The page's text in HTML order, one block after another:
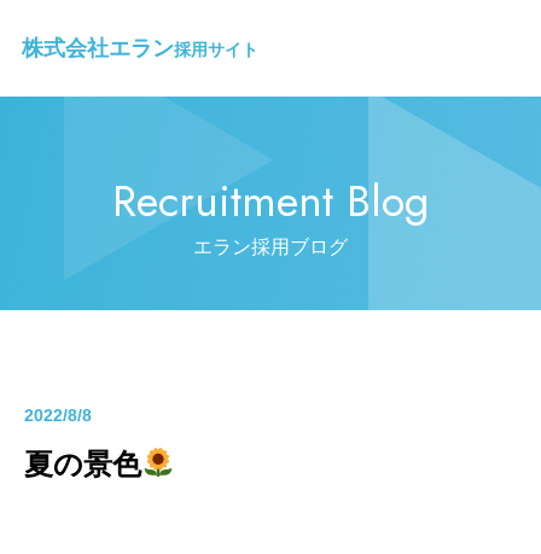
株式会社エラン採用サイト
Recruitment Blog
エラン採用ブログ
2022/8/8
夏の景色